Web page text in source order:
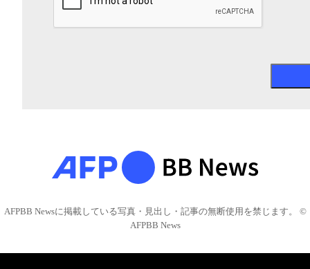
AFPBB Newsに掲載している写真・見出し・記事の無断使用を禁じます。 ©
AFPBB News